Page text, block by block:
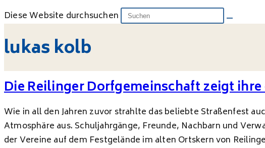
Diese Website durchsuchen
lukas kolb
Die Reilinger Dorfgemeinschaft zeigt
Wie in all den Jahren zuvor strahlte das beliebte Straßenfest
Atmosphäre aus. Schuljahrgänge, Freunde, Nachbarn und
der Vereine auf dem Festgelände im alten Ortskern von